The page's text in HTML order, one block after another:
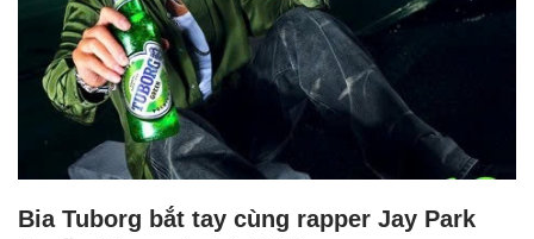
Bia Tuborg bắt tay cùng rapper Jay Park